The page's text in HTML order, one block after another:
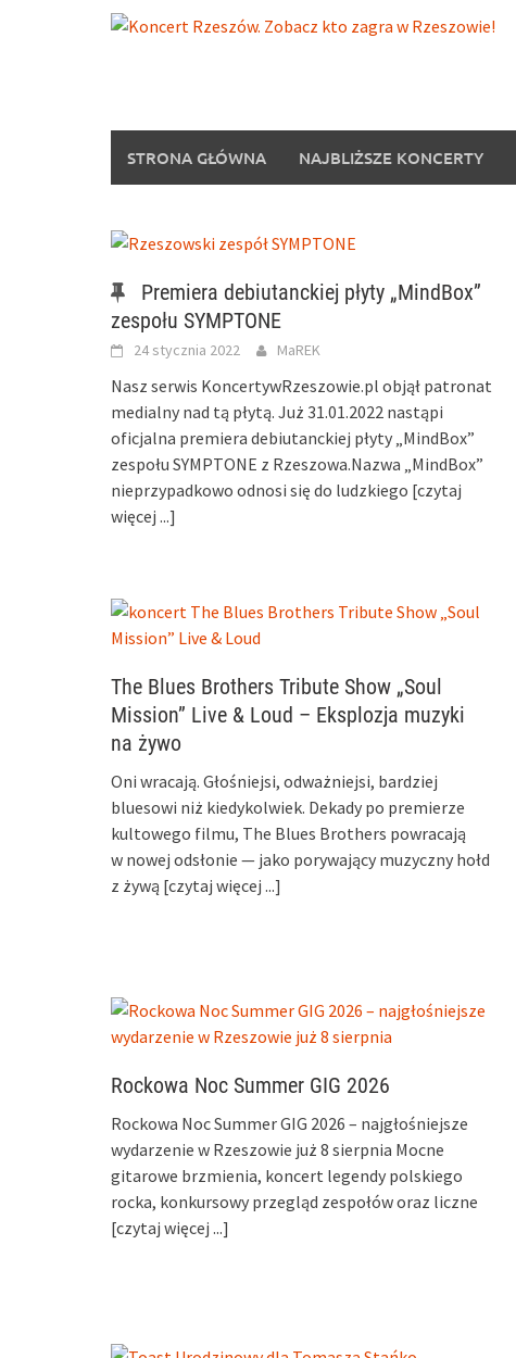
STRONA GŁÓWNA NAJBLIŻSZE KONCERTY
Premiera debiutanckiej płyty „MindBox”
zespołu SYMPTONE
24 stycznia 2022 MaREK
Nasz serwis KoncertywRzeszowie.pl objął patronat
medialny nad tą płytą. Już 31.01.2022 nastąpi
oficjalna premiera debiutanckiej płyty „MindBox”
zespołu SYMPTONE z Rzeszowa.Nazwa „MindBox”
nieprzypadkowo odnosi się do ludzkiego [czytaj
więcej ...]
The Blues Brothers Tribute Show „Soul
Mission” Live & Loud – Eksplozja muzyki
na żywo
Oni wracają. Głośniejsi, odważniejsi, bardziej
bluesowi niż kiedykolwiek. Dekady po premierze
kultowego filmu, The Blues Brothers powracają
w nowej odsłonie — jako porywający muzyczny hołd
z żywą [czytaj więcej ...]
Rockowa Noc Summer GIG 2026
Rockowa Noc Summer GIG 2026 – najgłośniejsze
wydarzenie w Rzeszowie już 8 sierpnia Mocne
gitarowe brzmienia, koncert legendy polskiego
rocka, konkursowy przegląd zespołów oraz liczne
[czytaj więcej ...]